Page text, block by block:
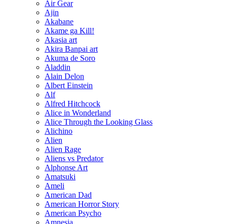
Air Gear
Ajin
Akabane
Akame ga Kill!
Akasia art
Akira Banpai art
Akuma de Soro
Aladdin
Alain Delon
Albert Einstein
Alf
Alfred Hitchcock
Alice in Wonderland
Alice Through the Looking Glass
Alichino
Alien
Alien Rage
Aliens vs Predator
Alphonse Art
Amatsuki
Ameli
American Dad
American Horror Story
American Psycho
Amnesia